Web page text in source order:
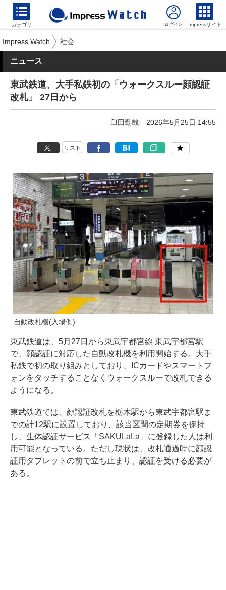
カテゴリ Impressサイト
Impress Watch 社会
ニュース
東武鉄道、大手私鉄初の「ウォークスルー顔認証
改札」 27日から
臼田勤哉 2026年5月25日 14:55
リスト
自動改札機(入場側)
東武鉄道は、5月27日から東武宇都宮線 東武宇都宮駅
で、顔認証に対応した自動改札機を利用開始する。大手
私鉄で初の取り組みとしており、ICカードやスマートフ
ォンをタッチすることなくウォークスルーで改札できる
ようになる。
東武鉄道では、顔認証改札を栃木駅から東武宇都宮駅ま
での計12駅に設置しており、該当区間の定期券を保持
し、生体認証サービス「SAKULaLa」に登録した人は利
用可能となっている。ただし現状は、改札通過時に顔認
証用タブレットの前で立ち止まり、認証を受ける必要が
ある。